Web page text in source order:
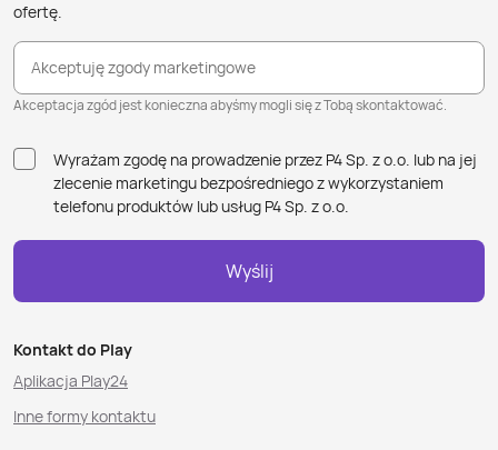
ofertę.
Akceptuję zgody marketingowe
Akceptacja zgód jest konieczna abyśmy mogli się z Tobą skontaktować.
Wyrażam zgodę na prowadzenie przez P4 Sp. z o.o. lub na jej
zlecenie marketingu bezpośredniego z wykorzystaniem
telefonu produktów lub usług P4 Sp. z o.o.
Wyślij
Kontakt do Play
Aplikacja Play24
Inne formy kontaktu